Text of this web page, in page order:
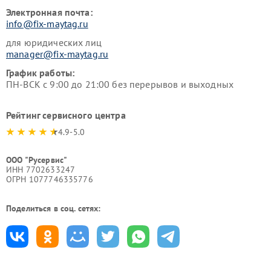
Электронная почта:
info@fix-maytag.ru
для юридических лиц
manager@fix-maytag.ru
График работы:
ПН-ВСК с 9:00 до 21:00 без перерывов и выходных
Рейтинг сервисного центра
4.9-5.0
ООО "Русервис"
ИНН 7702633247
ОГРН 1077746335776
Поделиться в соц. сетях: